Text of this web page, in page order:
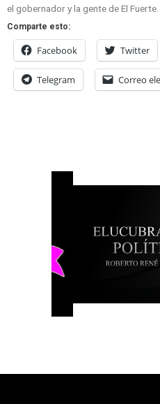
el gobernador y la gente de El Fuerte.
Comparte esto:
Facebook Twitter
Telegram Correo